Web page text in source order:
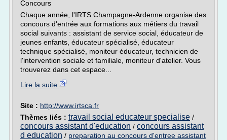
Concours
Chaque année, l'IRTS Champagne-Ardenne organise des
concours d'entrée aux formations aux métiers du travail
social suivants : assistant de service social, éducateur de
jeunes enfants, éducateur spécialisé, éducateur
technique spécialisé, moniteur éducateur, technicien de
l'intervention sociale et familiale, moniteur d'atelier. Vous
trouverez dans cet espace...
Lire la suite
Site : http://www.irtsca.fr
Thèmes liés : travail social educateur specialise /
concours assistant d'education / concours assistant
d education / preparation au concours d'entree assistant